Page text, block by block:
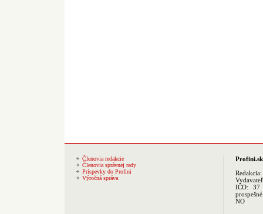
Členovia redakcie
Členovia správnej rady
Príspevky do Profini
Výročná správa
Profini.sk
Redakcia:
IČO: 37
NO